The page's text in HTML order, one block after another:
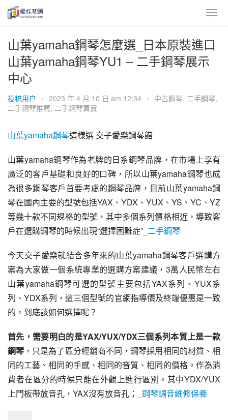
山葉yamaha鋼琴怎麼選_日本原裝進口
山葉yamaha鋼琴YU1 – 二手鋼琴展示
中心
投稿用户 • 2023 年 4 月 10 日 am 12:34 • 中古鋼琴, 二手鋼琴,
二手鋼琴推薦, 二手鋼琴買賣
山葉yamaha鋼琴這樣選 交子愛樂鋼琴館
山葉yamaha鋼琴作為老牌的日系鋼琴品牌，在市場上享有
廣泛的客戶基礎和良好的口碑，所以山葉yamaha鋼琴也成
為很多鋼琴客戶首要考慮的鋼琴品牌，目前山葉yamaha鋼
琴在國內主要的型號包括YAX、YDX、YUX、YS、YC、YZ
等幾十款不同規格的型號，其中多個系列價格相近，導致客
戶在選購鋼琴的時候出現“選擇困難症”_ 二手鋼琴
今天交子愛樂就結合多年來的山葉yamaha鋼琴客戶選購方
案為大家做一個系統專業的選購方案建議，3萬人民幣左右
山葉yamaha鋼琴可選的型號主要包括YAX系列、YUX系
列、YDX系列，這三個型號的官網指導價及終端優惠是一致
的，到底該如何選擇呢？
首先，需要明白的是YAX/YUX/YDX三個系列本質上是一款
鋼琴，只是為了區分經銷商不同，鋼琴採用相同的材質、相
同的工藝、相同的手感、相同的音質、相同的價格。作為消
費者在區分的時候只能在外觀上進行區別。其中YDX/YUX
上門板帶放音孔，YAX沒有放音孔；_ 鋼琴調音維修保養